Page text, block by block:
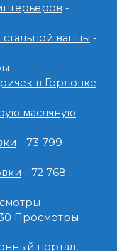
-
ванны -
в Горловке
масляную
- 73 799
- 72 768
Просмотры
портал,